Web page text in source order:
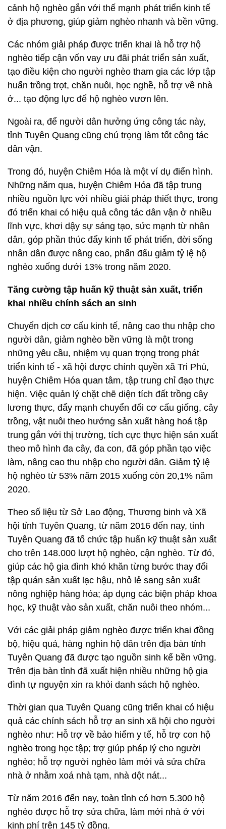
cảnh hộ nghèo gắn với thế mạnh phát triển kinh tế
ở địa phương, giúp giảm nghèo nhanh và bền vững.
Các nhóm giải pháp được triển khai là hỗ trợ hộ
nghèo tiếp cận vốn vay ưu đãi phát triển sản xuất,
tạo điều kiện cho người nghèo tham gia các lớp tập
huấn trồng trọt, chăn nuôi, học nghề, hỗ trợ về nhà
ở... tạo động lực để hộ nghèo vươn lên.
Ngoài ra, để người dân hưởng ứng công tác này,
tỉnh Tuyên Quang cũng chú trọng làm tốt công tác
dân vận.
Trong đó, huyện Chiêm Hóa là một ví dụ điển hình.
Những năm qua, huyện Chiêm Hóa đã tập trung
nhiều nguồn lực với nhiều giải pháp thiết thực, trong
đó triển khai có hiệu quả công tác dân vận ở nhiều
lĩnh vực, khơi dậy sự sáng tạo, sức mạnh từ nhân
dân, góp phần thúc đẩy kinh tế phát triển, đời sống
nhân dân được nâng cao, phấn đấu giảm tỷ lệ hộ
nghèo xuống dưới 13% trong năm 2020.
Tăng cường tập huấn kỹ thuật sản xuất, triển
khai nhiều chính sách an sinh
Chuyển dịch cơ cấu kinh tế, nâng cao thu nhập cho
người dân, giảm nghèo bền vững là một trong
những yêu cầu, nhiệm vụ quan trọng trong phát
triển kinh tế - xã hội được chính quyền xã Tri Phú,
huyện Chiêm Hóa quan tâm, tập trung chỉ đạo thực
hiện. Việc quản lý chặt chẽ diện tích đất trồng cây
lương thực, đẩy mạnh chuyển đổi cơ cấu giống, cây
trồng, vật nuôi theo hướng sản xuất hàng hoá tập
trung gắn với thị trường, tích cực thực hiện sản xuất
theo mô hình đa cây, đa con, đã góp phần tạo việc
làm, nâng cao thu nhập cho người dân. Giảm tỷ lệ
hộ nghèo từ 53% năm 2015 xuống còn 20,1% năm
2020.
Theo số liệu từ Sở Lao động, Thương binh và Xã
hội tỉnh Tuyên Quang, từ năm 2016 đến nay, tỉnh
Tuyên Quang đã tổ chức tập huấn kỹ thuật sản xuất
cho trên 148.000 lượt hộ nghèo, cận nghèo. Từ đó,
giúp các hộ gia đình khó khăn từng bước thay đổi
tập quán sản xuất lạc hậu, nhỏ lẻ sang sản xuất
nông nghiệp hàng hóa; áp dụng các biện pháp khoa
học, kỹ thuật vào sản xuất, chăn nuôi theo nhóm...
Với các giải pháp giảm nghèo được triển khai đồng
bộ, hiệu quả, hàng nghìn hộ dân trên địa bàn tỉnh
Tuyên Quang đã được tạo nguồn sinh kế bền vững.
Trên địa bàn tỉnh đã xuất hiện nhiều những hộ gia
đình tự nguyện xin ra khỏi danh sách hộ nghèo.
Thời gian qua Tuyên Quang cũng triển khai có hiệu
quả các chính sách hỗ trợ an sinh xã hội cho người
nghèo như: Hỗ trợ về bảo hiểm y tế, hỗ trợ con hộ
nghèo trong học tập; trợ giúp pháp lý cho người
nghèo; hỗ trợ người nghèo làm mới và sửa chữa
nhà ở nhằm xoá nhà tạm, nhà dột nát...
Từ năm 2016 đến nay, toàn tỉnh có hơn 5.300 hộ
nghèo được hỗ trợ sửa chữa, làm mới nhà ở với
kinh phí trên 145 tỷ đồng.